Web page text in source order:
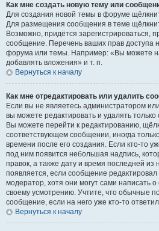
Как мне создать новую тему или
Для создания новой темы в форуме
Для размещения сообщения в теме
Возможно, придётся зарегистрироваться,
сообщение. Перечень ваших прав доступа
форума или темы. Например: «Вы можете
добавлять вложения» и т. п.
Вернуться к началу
Как мне отредактировать или удалить
Если вы не являетесь администратором
вы можете редактировать и удалять
Вы можете перейти к редактированию,
соответствующем сообщении, иногда
времени после его создания. Если кто-то
под ним появится небольшая надпись,
правок, а также дату и время последней из
появляется, если сообщение
модератор, хотя они могут сами написать
своему усмотрению. Учтите, что обычные
сообщение, если на него уже кто-то
Вернуться к началу